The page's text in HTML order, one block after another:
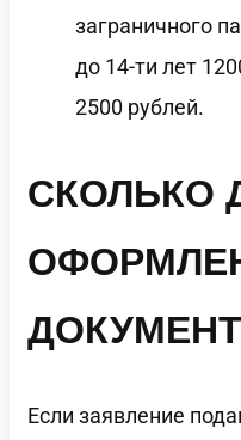
заграничного
до 14-ти лет
2500 рублей.
СКОЛЬКО
Если заявление